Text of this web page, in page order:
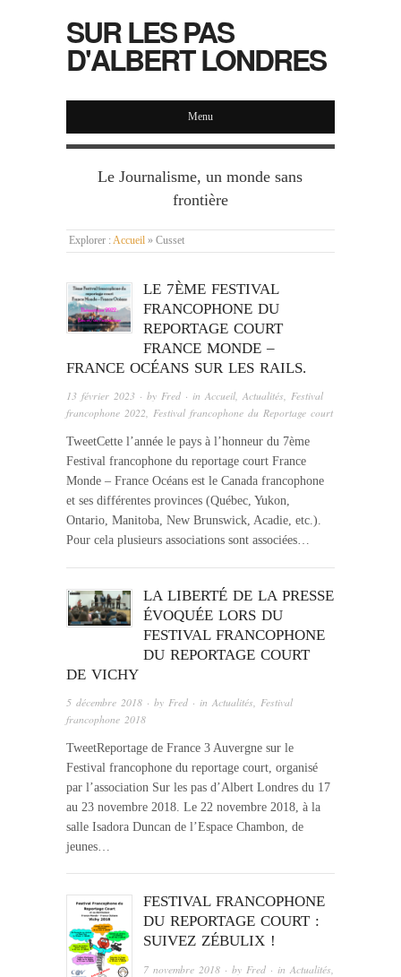
SUR LES PAS
D'ALBERT LONDRES
Menu
Le Journalisme, un monde sans
frontière
Explorer : Accueil » Cusset
LE 7ÈME FESTIVAL
FRANCOPHONE DU
REPORTAGE COURT
FRANCE MONDE –
FRANCE OCÉANS SUR LES RAILS.
13 février 2023 · by Fred · in Accueil, Actualités, Festival
francophone 2022, Festival francophone du Reportage court
TweetCette l’année le pays à l’honneur du 7ème
Festival francophone du reportage court France
Monde – France Océans est le Canada francophone
et ses différentes provinces (Québec, Yukon,
Ontario, Manitoba, New Brunswick, Acadie, etc.).
Pour cela plusieurs associations sont associées…
LA LIBERTÉ DE LA PRESSE
ÉVOQUÉE LORS DU
FESTIVAL FRANCOPHONE
DU REPORTAGE COURT
DE VICHY
5 décembre 2018 · by Fred · in Actualités
Festival
francophone 2018
TweetReportage de France 3 Auvergne sur le
Festival francophone du reportage court, organisé
par l’association Sur les pas d’Albert Londres du 17
au 23 novembre 2018. Le 22 novembre 2018, à la
salle Isadora Duncan de l’Espace Chambon, de
jeunes…
FESTIVAL FRANCOPHONE
DU REPORTAGE COURT :
SUIVEZ ZÉBULIX !
7 novembre 2018 · by Fred · inActualités